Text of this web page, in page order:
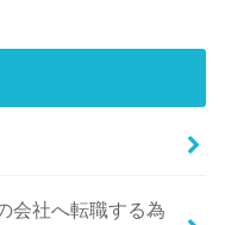
会社へ転職する為